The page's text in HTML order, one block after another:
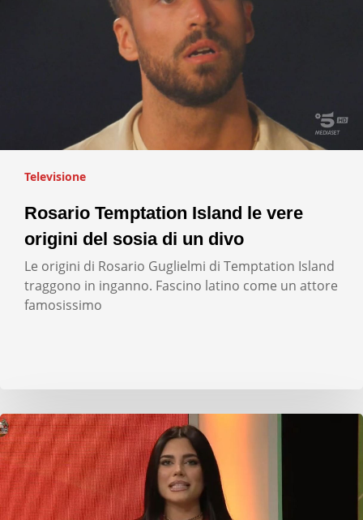
Televisione
Rosario Temptation Island le vere
origini del sosia di un divo
Le origini di Rosario Guglielmi di Temptation Island
traggono in inganno. Fascino latino come un attore
famosissimo